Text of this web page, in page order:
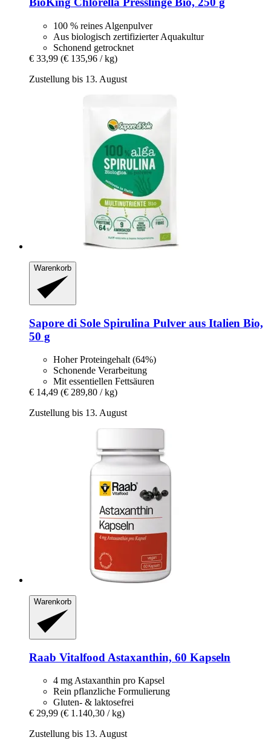
100 % reines Algenpulver
Aus biologisch zertifizierter Aquakultur
Schonend getrocknet
€ 33,99 (€ 135,96 / kg)
Zustellung bis 13. August
Warenkorb
Sapore di Sole Spirulina Pulver aus Italien Bio,
50 g
Hoher Proteingehalt (64%)
Schonende Verarbeitung
Mit essentiellen Fettsäuren
€ 14,49 (€ 289,80 / kg)
Zustellung bis 13. August
Warenkorb
Raab Vitalfood Astaxanthin, 60 Kapseln
4 mg Astaxanthin pro Kapsel
Rein pflanzliche Formulierung
Gluten- & laktosefrei
€ 29,99 (€ 1.140,30 / kg)
Zustellung bis 13. August